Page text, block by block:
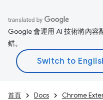
Google 會運用 AI 技術將內容
錯。
首頁 Docs Chrome